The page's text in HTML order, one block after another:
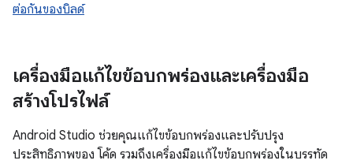
ต่อกันของบิลด์
เครื่องมือแก้ไขข้อบกพร่องและเครื่องมือ
สร้างโปรไฟล์
Android Studio ช่วยคุณแก้ไขข้อบกพร่องและปรับปรุง
ประสิทธิภาพของ โค้ด รวมถึงเครื่องมือแก้ไขข้อบกพร่องในบรรทัด